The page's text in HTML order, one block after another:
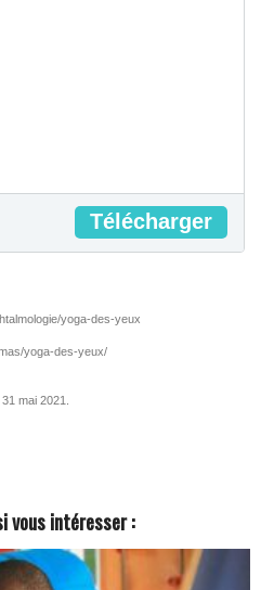
Télécharger
yoga-des-yeux
yoga-des-yeux/
mai 2021.
vous intéresser :